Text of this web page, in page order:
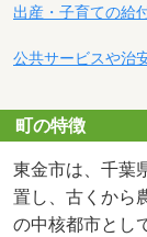
出産・子育ての給
公共サービスや治
町の特徴
東金市は、千葉
置し、古くから
の中核都市とし